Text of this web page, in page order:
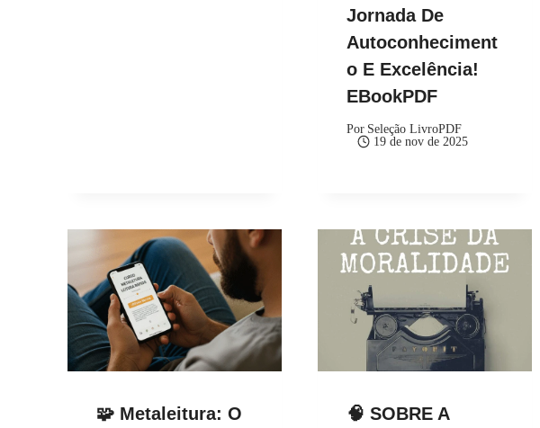
Jornada De
Autoconheciment
O E Excelência!
EBookPDF
Por Seleção LivroPDF
19 de nov de 2025
🧩 Metaleitura: O 🧠 SOBRE A